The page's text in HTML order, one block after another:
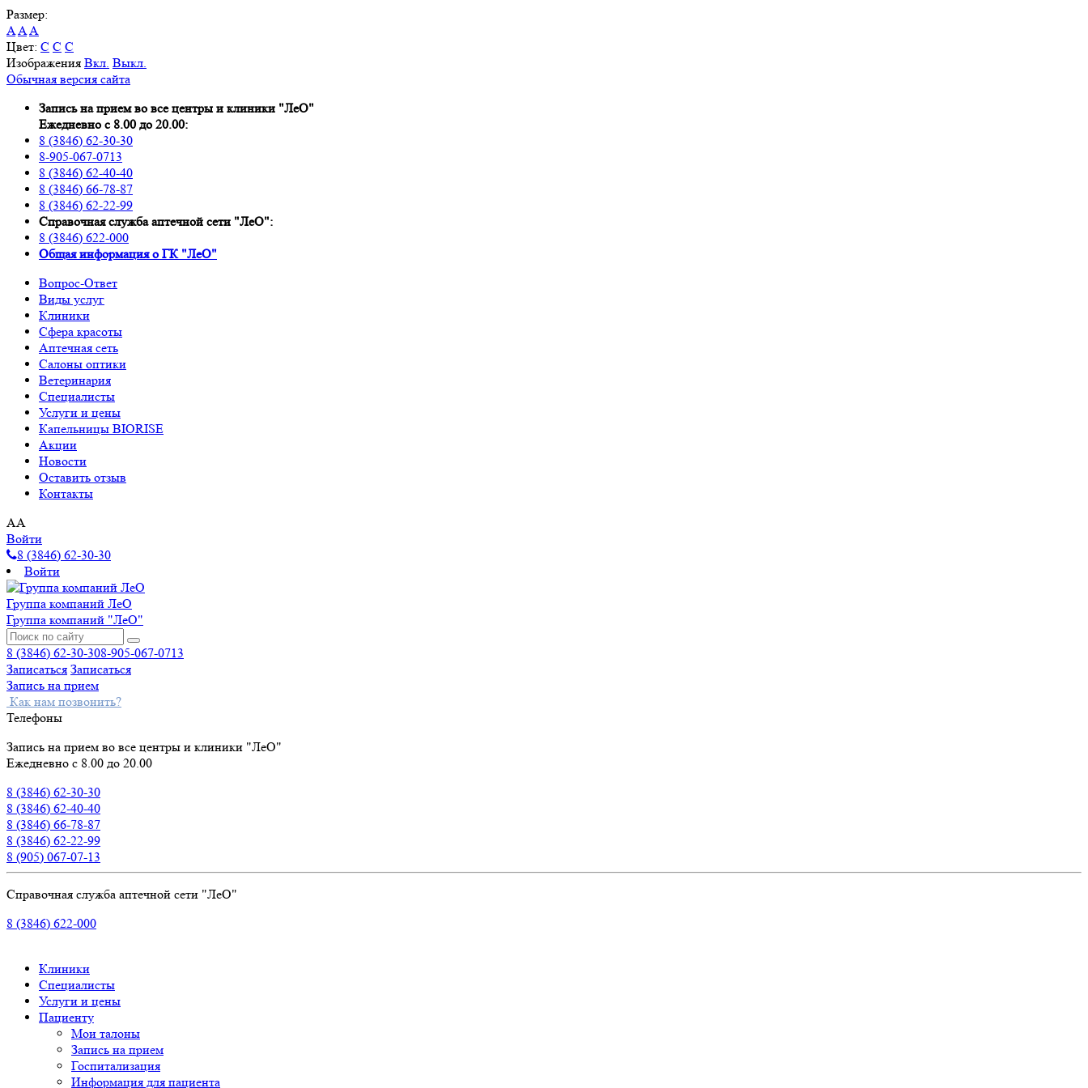
Размер:
AAA
Цвет: C C C
Изображения Вкл. Выкл.
Обычная версия сайта
Запись на прием во все центры и клиники "ЛеО"
Ежедневно с 8.00 до 20.00:
8 (3846) 62-30-30
8-905-067-0713
8 (3846) 62-40-40
8 (3846) 66-78-87
8 (3846) 62-22-99
Справочная служба аптечной сети "ЛеО":
8 (3846) 622-000
Oбщая информация о ГК "ЛеО"
Вопрос-Ответ
Виды услуг
Клиники
Сфера красоты
Аптечная сеть
Салоны оптики
Ветеринария
Специалисты
Услуги и цены
Капельницы BIORISE
Акции
Новости
Оставить отзыв
Контакты
AA
Войти
8 (3846) 62-30-30
Войти
Группа компаний ЛеО
Группа компаний "ЛеО"
8 (3846) 62-30-308-905-067-0713
Записаться Записаться
Запись на прием
Как нам позвонить?
Телефоны
Запись на прием во все центры и клиники "ЛеО"
Ежедневно с 8.00 до 20.00
8 (3846) 62-30-30
8 (3846) 62-40-40
8 (3846) 66-78-87
8 (3846) 62-22-99
8 (905) 067-07-13
Справочная служба аптечной сети "ЛеО"
8 (3846) 622-000
Клиники
Специалисты
Услуги и цены
Пациенту
Мои талоны
Запись на прием
Госпитализация
Информация для пациента